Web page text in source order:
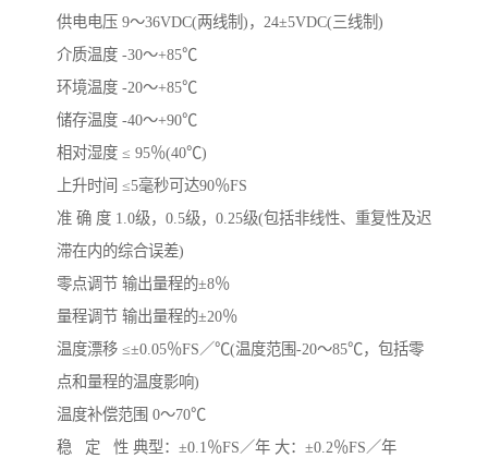
供电电压 9～36VDC(两线制)，24±5VDC(三线制)
介质温度 -30～+85℃
环境温度 -20～+85℃
储存温度 -40～+90℃
相对湿度 ≤ 95％(40℃)
上升时间 ≤5毫秒可达90％FS
准 确 度 1.0级，0.5级，0.25级(包括非线性、重复性及迟
滞在内的综合误差)
零点调节 输出量程的±8％
量程调节 输出量程的±20％
温度漂移 ≤±0.05％FS／℃(温度范围-20～85℃，包括零
点和量程的温度影响)
温度补偿范围 0～70℃
稳 定 性 典型：±0.1％FS／年 大：±0.2％FS／年